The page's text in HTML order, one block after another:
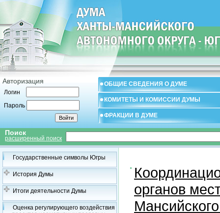
Авторизация
Логин
Пароль
ОБЩИЕ СВЕДЕНИЯ О ДУМЕ
КОМИТЕТЫ И КОМИССИИ ДУМЫ
ФРАКЦИИ В ДУМЕ
Поиск
расширенный поиск
Государственные символы Югры
История Думы
Итоги деятельности Думы
Оценка регулирующего воздействия
органов